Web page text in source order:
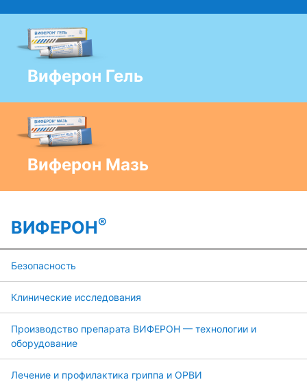
Виферон Гель
Виферон Мазь
ВИФЕРОН®
Безопасность
Клинические исследования
Производство препарата ВИФЕРОН — технологии и
оборудование
Лечение и профилактика гриппа и ОРВИ